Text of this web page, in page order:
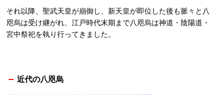
それ以降、聖武天皇が崩御し、新天皇が即位した後も脈々と八
咫烏は受け継がれ、江戸時代末期まで八咫烏は神道・陰陽道・
宮中祭祀を執り行ってきました。
近代の八咫烏